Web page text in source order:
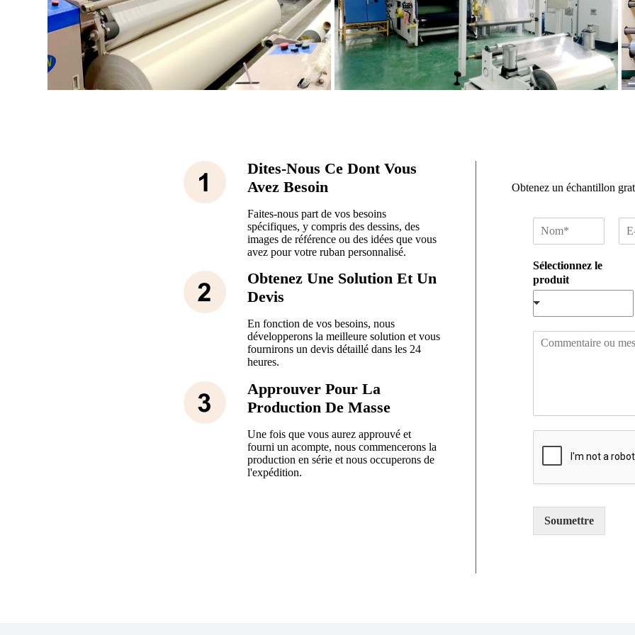
Dites-Nous Ce Dont Vous
Avez Besoin
Faites-nous part de vos besoins
spécifiques, y compris des dessins, des
images de référence ou des idées que vous
avez pour votre ruban personnalisé.
Obtenez Une Solution Et Un
Devis
En fonction de vos besoins, nous
développerons la meilleure solution et vous
fournirons un devis détaillé dans les 24
heures.
Approuver Pour La
Production De Masse
Une fois que vous aurez approuvé et
fourni un acompte, nous commencerons la
production en série et nous occuperons de
l'expédition.
Obtenez un échantillon
*
l
Sélectionnez le
produit
u
e
Soumettre